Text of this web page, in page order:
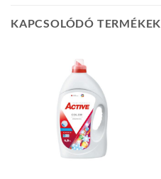
KAPCSOLÓDÓ TERMÉKEK